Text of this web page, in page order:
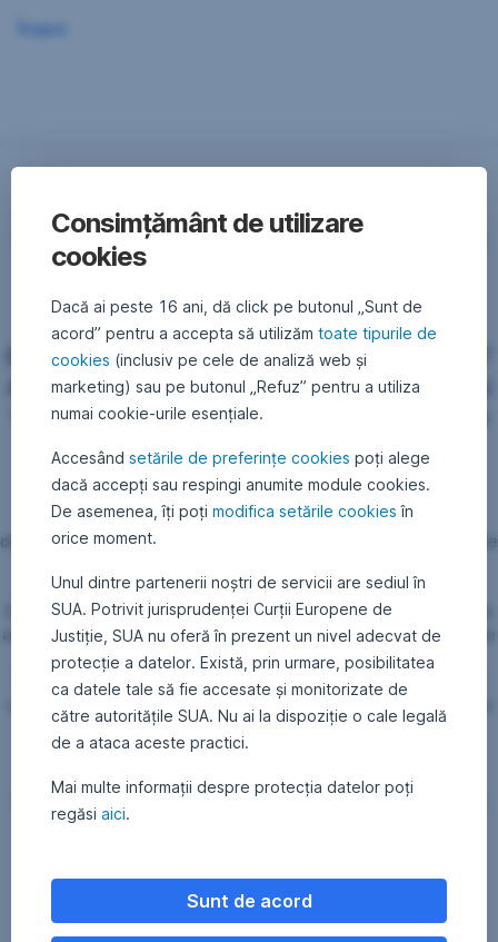
Înapoi
Notă de Informare
către Investitorii Fondurilor Deschise de
Investiţii (“FDI”) ERSTE Liquidity RON,
ERSTE Bond Flexible RON, ERSTE Bond
Flexible Romania EUR, ERSTE Balanced
RON, ERSTE Equity Romania, YOU INVEST
Active RON, YOU INVEST Balanced EUR și
YOU INVEST Active EUR, administrate de
SAI Erste Asset Management SA (SAI
Erste)
Vă informăm faptul că Documentele privind informaţiile cheie
destinate investitorilor, aferente fondurilor de investiţii administrate
vigoare.
De asemenea, Prospectele de emisiune ale fondurilor de investiţii
administrate au fost actualizate ca urmare a modificarii structurii de
conducere a SAI Erste.
Documentele pot fi consultate la sediul SAI Erste sau pe pagina
oficială a companiei www.erste-am.ro, precum şi la orice unitate a
distribuitorului BCR.
SAI Erste Asset Management SA
SAI Erste Asset Management SA, Bld. Aviatorilor Nr.92, Sector 1,
Bucureşti, telefon 0372.269.999, e-mail: office@erste-am.ro,
Consimțământ de utilizare
cookies
Dacă ai peste 16 ani, dă click pe butonul „Sunt de
acord” pentru a accepta să utilizăm toate tipurile de
cookies (inclusiv pe cele de analiză web și
marketing) sau pe butonul „Refuz” pentru a utiliza
numai cookie-urile esențiale.
Accesând setările de preferințe cookies poți alege
dacă accepți sau respingi anumite module cookies.
De asemenea, îți poți modifica setările cookies în
orice moment.
Unul dintre partenerii noștri de servicii are sediul în
SUA. Potrivit jurisprudenței Curții Europene de
Justiție, SUA nu oferă în prezent un nivel adecvat de
protecție a datelor. Există, prin urmare, posibilitatea
ca datele tale să fie accesate și monitorizate de
către autoritățile SUA. Nu ai la dispoziție o cale legală
de a ataca aceste practici.
Mai multe informații despre protecția datelor poți
regăsi aici.
Sunt de acord